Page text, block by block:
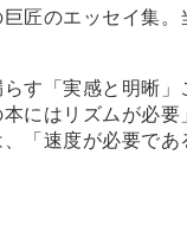
匠のエッセイ集。
す「実感と明晰」
にはリズムが必要
「速度が必要であ